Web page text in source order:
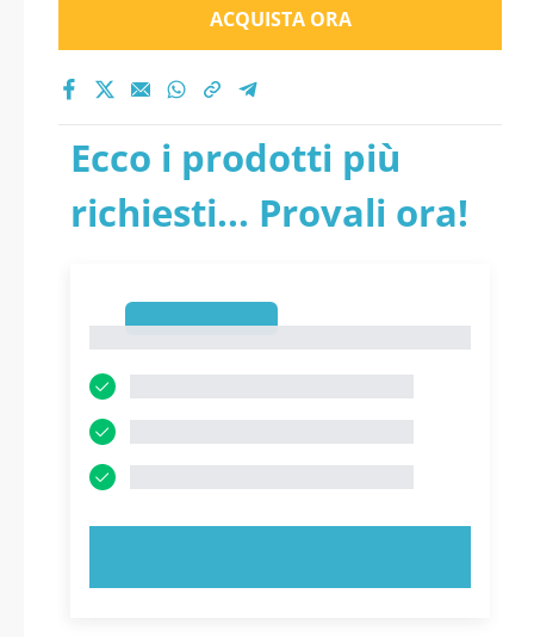
ACQUISTA ORA
Ecco i prodotti più
richiesti... Provali ora!